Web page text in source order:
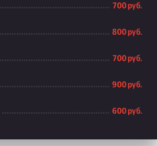
700 руб.
800 руб.
700 руб.
900 руб.
600 руб.